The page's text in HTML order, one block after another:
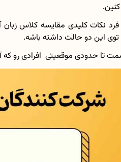
نکات کلیدی مقایسه کلاس زبان
توی این دو حالت داشته باشه.
تا حدودی موقعیتی افرادی رو که